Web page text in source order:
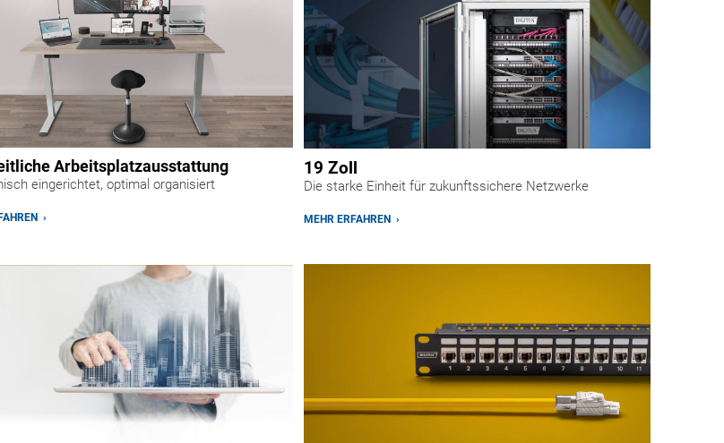
Arbeitsplatzausstattung
eingerichtet, optimal organisiert
›
19 Zoll
Die starke Einheit für zukunftssichere Netzwerke
MEHR ERFAHREN ›